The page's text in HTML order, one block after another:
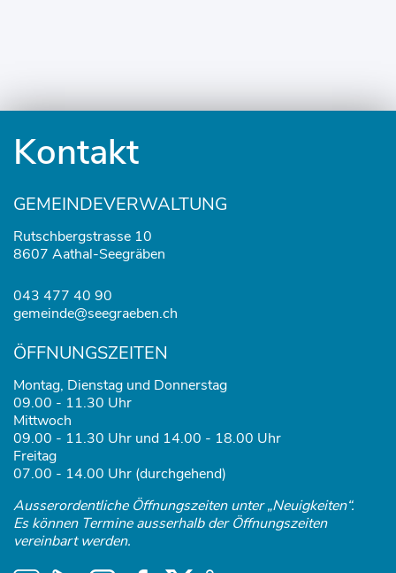
Kontakt
GEMEINDEVERWALTUNG
Rutschbergstrasse 10
8607 Aathal-Seegräben
043 477 40 90
gemeinde@seegraeben.ch
ÖFFNUNGSZEITEN
Montag, Dienstag und Donnerstag
09.00 - 11.30 Uhr
Mittwoch
09.00 - 11.30 Uhr und 14.00 - 18.00 Uhr
Freitag
07.00 - 14.00 Uhr (durchgehend)
Ausserordentliche Öffnungszeiten unter „Neuigkeiten“.
Es können Termine ausserhalb der Öffnungszeiten
vereinbart werden.